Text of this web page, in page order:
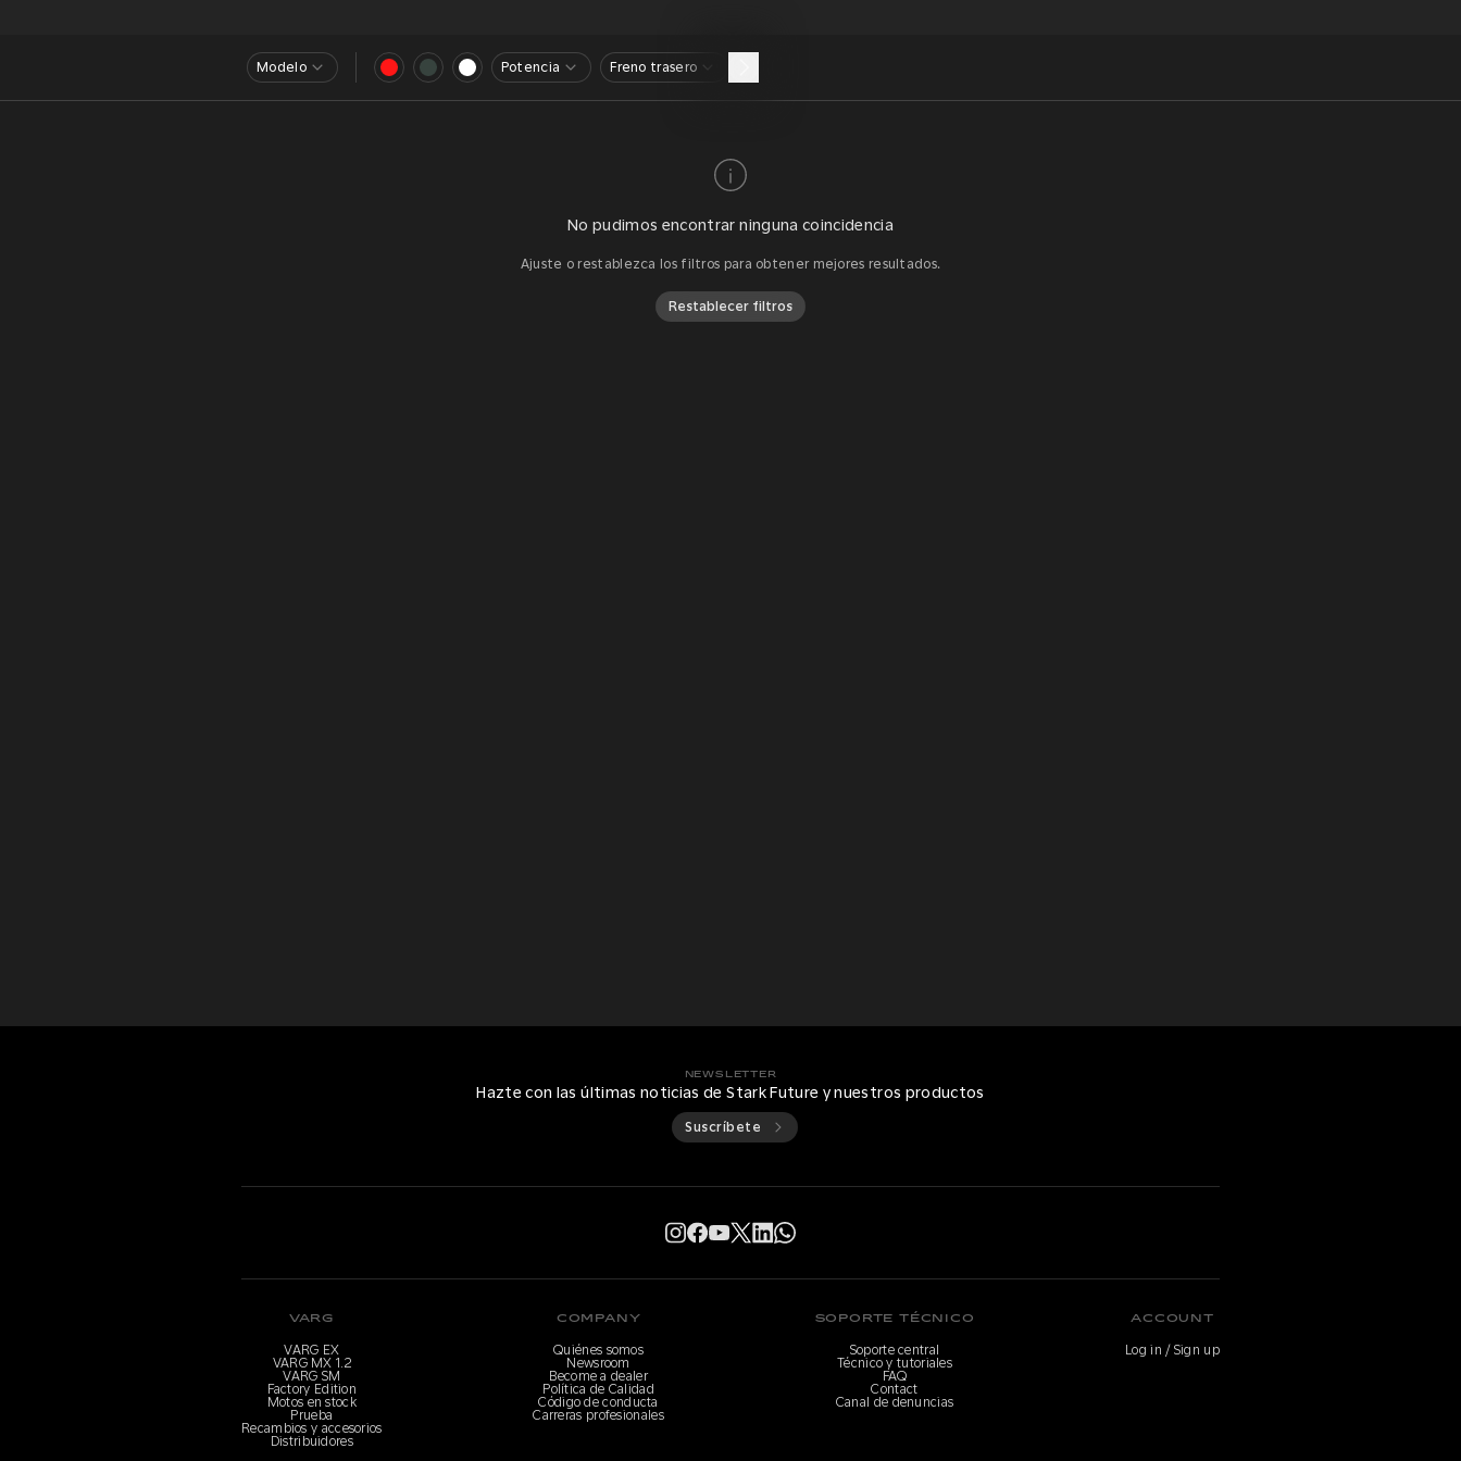
Modelo Potencia Freno trasero
No pudimos encontrar ninguna coincidencia
Ajuste o restablezca los filtros para obtener mejores resultados.
Restablecer filtros
NEWSLETTER
Hazte con las últimas noticias de Stark Future y nuestros productos
Suscríbete
VARG
VARG EX
VARG MX 1.2
VARG SM
Factory Edition
Motos en stock
Prueba
Recambios y accesorios
Distribuidores
COMPANY
Quiénes somos
Newsroom
Become a dealer
Política de Calidad
Código de conducta
Carreras profesionales
SOPORTE TÉCNICO
Soporte central
Técnico y tutoriales
FAQ
Contact
Canal de denuncias
ACCOUNT
Log in / Sign up